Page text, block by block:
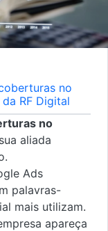
no
RF Digital
no
aliada
Ads
palavras-
mais utilizam.
apareça